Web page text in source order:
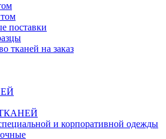
поставки
тканей на заказ
и корпоративной одежды